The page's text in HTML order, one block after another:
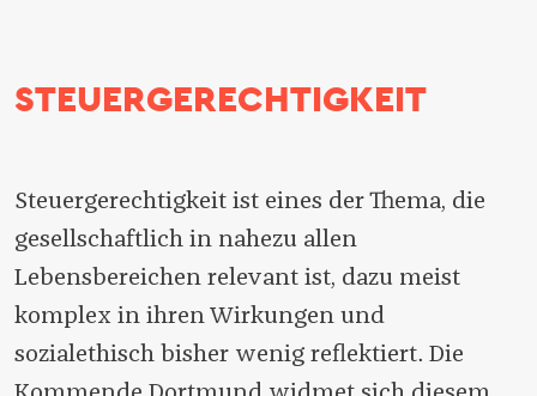
STEUERGERECHTIGKEIT
Steuergerechtigkeit ist eines der Thema, die
gesellschaftlich in nahezu allen
Lebensbereichen relevant ist, dazu meist
komplex in ihren Wirkungen und
sozialethisch bisher wenig reflektiert. Die